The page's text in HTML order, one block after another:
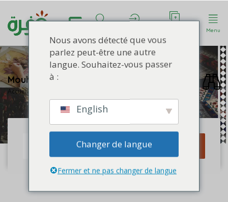
Menu
Mouhamed Sine
Accueil
Rechercher
Nous avons détecté que vous
parlez peut-être une autre
langue. Souhaitez-vous passer
à :
English
Changer de langue
Fermer et ne pas changer de langue